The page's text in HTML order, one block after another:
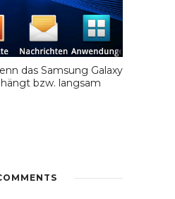
das Samsung Galaxy
hängt bzw. langsam